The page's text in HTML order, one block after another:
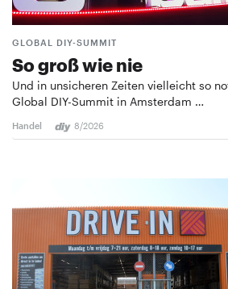
GLOBAL DIY-SUMMIT
So groß wie nie
Und in unsicheren Zeiten vielleicht so
Global DIY-Summit in Amsterdam …
Handel 8/2026